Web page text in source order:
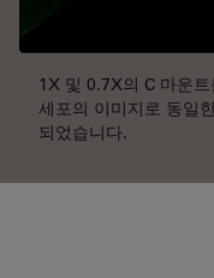
1X 및 0.7X의 C 마운
세포의 이미지로 동일
되었습니다.